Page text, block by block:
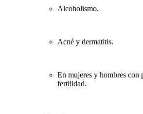
Alcoholismo.
Acné y dermatitis.
En mujeres y hombres con
fertilidad.